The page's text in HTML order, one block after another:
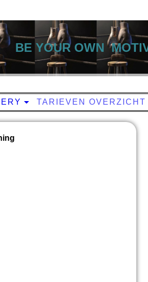
BE YOUR OWN
TARIEVEN OVERZICHT